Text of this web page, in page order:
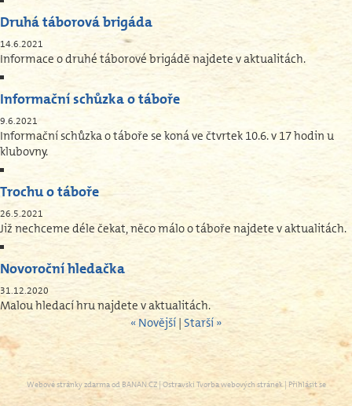
Druhá táborová brigáda
14.6.2021
Informace o druhé táborové brigádě najdete v aktualitách.
Informační schůzka o táboře
9.6.2021
Informační schůzka o táboře se koná ve čtvrtek 10.6. v 17 hodin u
klubovny.
Trochu o táboře
26.5.2021
Již nechceme déle čekat, něco málo o táboře najdete v aktualitách.
Novoroční hledačka
31.12.2020
Malou hledací hru najdete v aktualitách.
« Novější | Starší »
Webové stránky zdarmaod BANAN.CZ| Ostravski Tvorba webových stránek | Přihlásit se